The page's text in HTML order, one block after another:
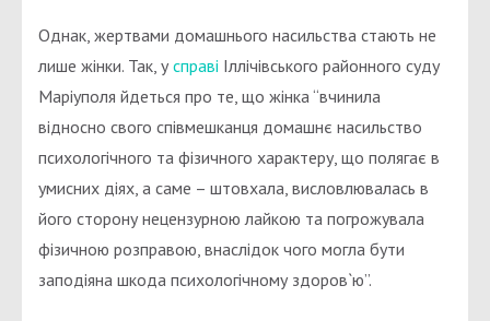
Однак, жертвами домашнього насильства стають не
лише жінки. Так, усправі Іллічівського районного суду
Маріуполя йдеться про те, що жінка “вчинила
відносно свого співмешканця домашнє насильство
психологічного та фізичного характеру, що полягає в
умисних діях, а саме – штовхала, висловлювалась в
його сторону нецензурною лайкою та погрожувала
фізичною розправою, внаслідок чого могла бути
заподіяна шкода психологічному здоров`ю”.